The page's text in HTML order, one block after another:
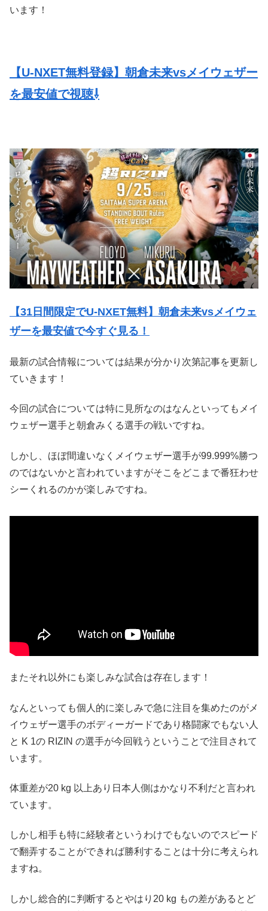
います！
【U-NXET無料登録】朝倉未来vsメイウェザー
を最安値で視聴⇩
【31日間限定でU-NXET無料】 朝倉未来vsメイウェ
ザーを最安値で今すぐ見る！
最新の試合情報については結果が分かり次第記事を更新し
ていきます！
今回の試合については特に見所なのはなんといってもメイ
ウェザー選手と朝倉みくる選手の戦いですね。
しかし、ほぼ間違いなくメイウェザー選手が99.999%勝つ
のではないかと言われていますがそこをどこまで番狂わせ
シーくれるのかが楽しみですね。
またそれ以外にも楽しみな試合は存在します！
なんといっても個人的に楽しみで急に注目を集めたのがメ
イウェザー選手のボディーガードであり格闘家でもない人
と K 1の RIZIN の選手が今回戦うということで注目されて
います。
体重差が20 kg 以上あり日本人側はかなり不利だと言われ
ています。
しかし相手も特に経験者というわけでもないのでスピード
で翻弄することができれば勝利することは十分に考えられ
ますね。
しかし総合的に判断するとやはり20 kg もの差があるとど